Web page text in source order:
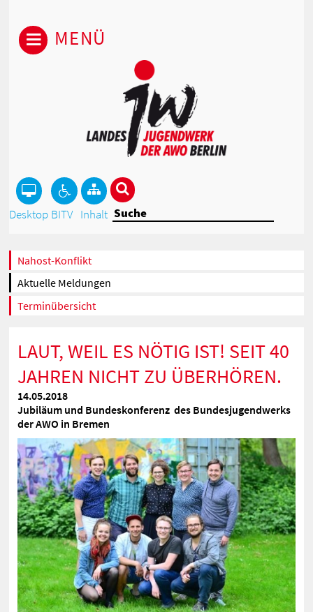
MENÜ
Desktop BITV Inhalt
Nahost-Konflikt
Aktuelle Meldungen
Terminübersicht
LAUT, WEIL ES NÖTIG IST! SEIT 40
JAHREN NICHT ZU ÜBERHÖREN.
14.05.2018
Jubiläum und Bundeskonferenz des Bundesjugendwerks
der AWO in Bremen